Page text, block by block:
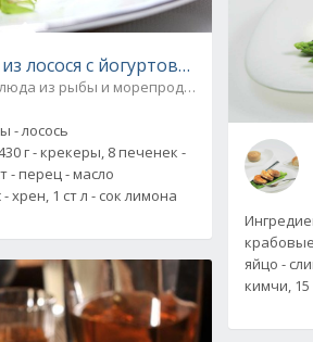
лосося с йогуртовым соусом
из рыбы и морепродуктов
- лосось
г - крекеры, 8 печенек -
- перец - масло
хрен, 1 ст л - сок лимона
яйцо -
кимчи,